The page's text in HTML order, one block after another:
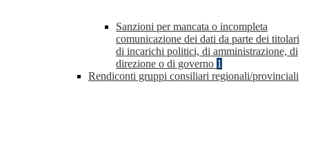
Sanzioni per mancata o incompleta
comunicazione dei dati da parte dei titolari
di incarichi politici, di amministrazione, di
direzione o di governo 1
Rendiconti gruppi consiliari regionali/provinciali